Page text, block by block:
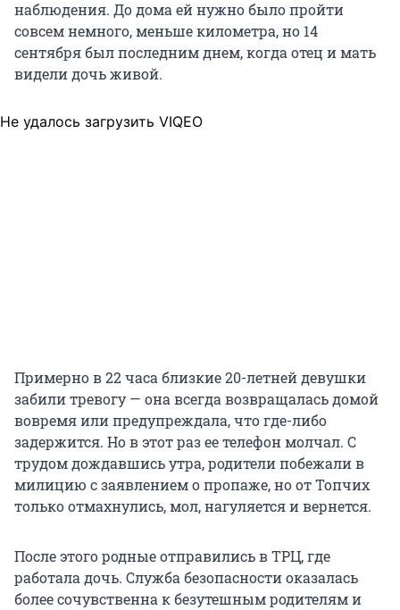
наблюдения. До дома ей нужно было пройти
совсем немного, меньше километра, но 14
сентября был последним днем, когда отец и мать
видели дочь живой.
Не удалось загрузить VIQEO
Примерно в 22 часа близкие 20-летней девушки
забили тревогу — она всегда возвращалась домой
вовремя или предупреждала, что где-либо
задержится. Но в этот раз ее телефон молчал. С
трудом дождавшись утра, родители побежали в
милицию с заявлением о пропаже, но от Топчих
только отмахнулись, мол, нагуляется и вернется.
После этого родные отправились в ТРЦ, где
работала дочь. Служба безопасности оказалась
более сочувственна к безутешным родителям и